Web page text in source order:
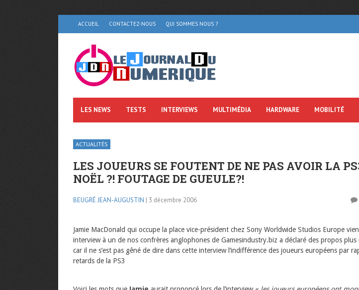
ACCUEIL CONTACTEZ-NOUS QUI SOMMES NOUS ?
LES NEWS TESTS INTERVIEWS MULTIMÉDIA HARDWARE MOBILITÉ
ACTUALITÉS
LES JOUEURS SE FOUTENT DE NE PAS AVOIR LA
NOËL ?! FOUTAGE DE GUEULE?!
BEUGRÉ JEAN-AUGUSTIN | 3 décembre 2006
Jamie MacDonald qui occupe la place vice-président chez Sony Worldwide Studios Europe
interview à un de nos confrères anglophones de Gamesindustry.biz a déclaré des propos
car il ne s’est pas gêné de dire dans cette interview l’indifférence des joueurs européens par
retards de la PS3